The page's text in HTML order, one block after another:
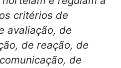
critérios de
avaliação, de
de reação, de
de